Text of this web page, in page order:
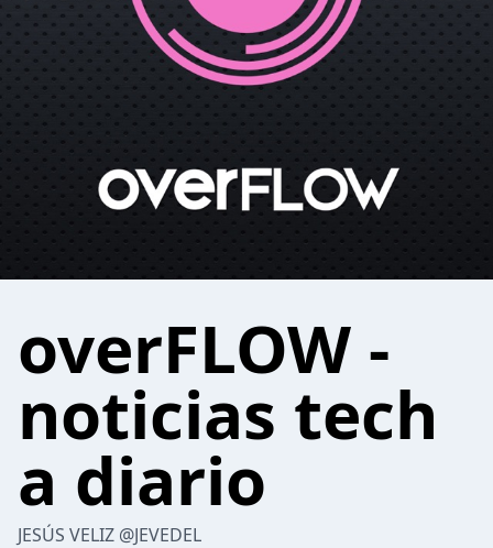
overFLOW -
noticias tech
a diario
JESÚS VELIZ @JEVEDEL